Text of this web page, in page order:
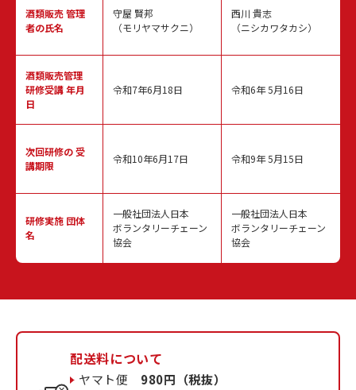
酒類販売管理
者の氏名
酒類販売管理
研修受講 年月
日
次回研修の受
講期限
研修実施 団体
名
守屋 賢邦
（モリヤマサクニ）
令和7年6月18日
令和10年6月17日
一般社団法人日本
ボランタリーチェーン
協会
西川 貴志
（ニシカワタカシ）
令和6年 5月16日
令和9年 5月15日
一般社団法人日本
ボランタリーチェーン
協会
配送料について
ヤマト便 980円（税抜）